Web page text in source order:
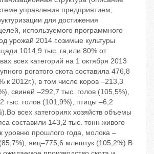
управления предприятием,
для достижения
используемого программного
урожай 2014 г.озимые культуры
1014,9 тыс. га,или 80% от
всех категорий на 1 октября 2013
рогатого скота составила 476,8
к 2012г.), в том числе коров –213,3
свиней –292,7 тыс. голов (105,5%),
тыс. голов (101,9%), птицы –6,2
всех категориях хозяйств объемы
составили 143,2 тыс. тонн живого
уровню прошлого года, молока –
яиц–775,6 млнштук (105,2%).В